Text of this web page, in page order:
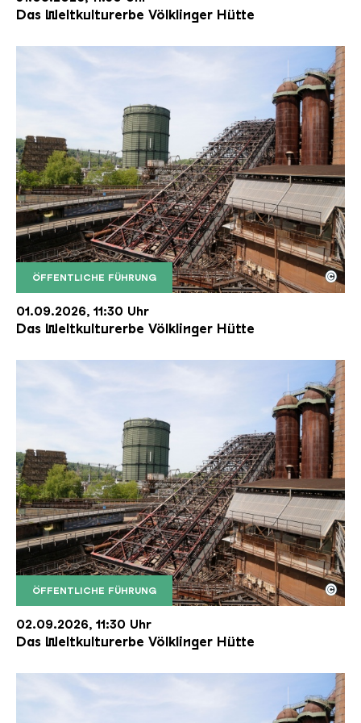
Das Weltkulturerbe Völklinger Hütte
ÖFFENTLICHE FÜHRUNG
Der Erzschrägaufzug der Völklinger Hütte mit
Copyright: Weltkulturerbe Völklinger Hütte | Karl
©
01.09.2026, 11:30 Uhr
Das Weltkulturerbe Völklinger Hütte
ÖFFENTLICHE FÜHRUNG
Der Erzschrägaufzug der Völklinger Hütte mit
Copyright: Weltkulturerbe Völklinger Hütte | Karl
©
02.09.2026, 11:30 Uhr
Das Weltkulturerbe Völklinger Hütte